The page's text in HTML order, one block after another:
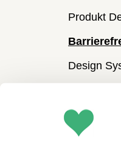
Produkt
Design